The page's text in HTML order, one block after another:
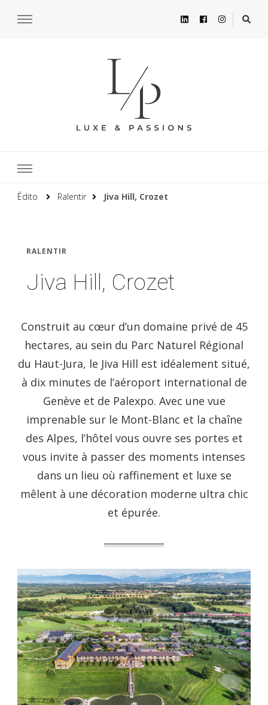
Édito Ralentir Jiva Hill, Crozet
RALENTIR
Jiva Hill, Crozet
Construit au cœur d’un domaine privé de 45
hectares, au sein du Parc Naturel Régional
du Haut-Jura, le Jiva Hill est idéalement situé,
à dix minutes de l’aéroport international de
Genève et de Palexpo. Avec une vue
imprenable sur le Mont-Blanc et la chaîne
des Alpes, l’hôtel vous ouvre ses portes et
vous invite à passer des moments intenses
dans un lieu où raffinement et luxe se
mêlent à une décoration moderne ultra chic
et épurée.